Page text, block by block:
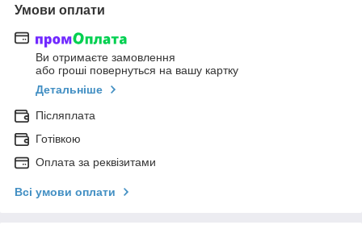
Умови оплати
Ви отримаєте замовлення
або гроші повернуться на вашу картку
Детальніше
Післяплата
Готівкою
Оплата за реквізитами
Всі умови оплати